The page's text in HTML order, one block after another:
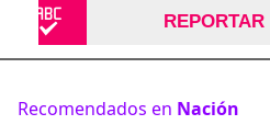
Recomendados en Nación